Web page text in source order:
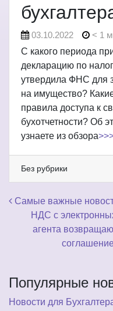
03.10.2022 < 1
С какого периода
декларацию по
утвердила ФНС для
на имущество?
правила доступа к
бухотчетности? Об
узнаете из обзора
Без рубрики
Навигация
Самые важные
НДС с
агента
Популярные
Новости для